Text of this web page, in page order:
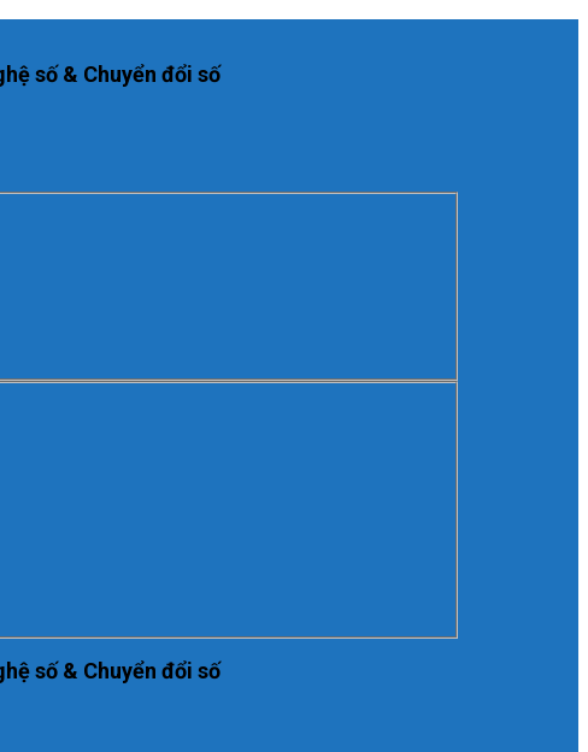
số & Chuyển đổi số
số & Chuyển đổi số